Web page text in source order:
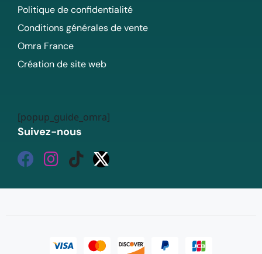
Politique de confidentialité
Conditions générales de vente
Omra France
Création de site web
[popup_guide_omra]
Suivez-nous